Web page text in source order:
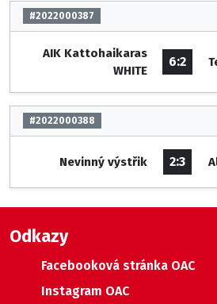
#2022000387
AIK Kattohaikaras
WHITE
6:2
#2022000388
Nevinný výstřik 2:3
Odkazy
Facebooková stránka OAC
Instagram OAC